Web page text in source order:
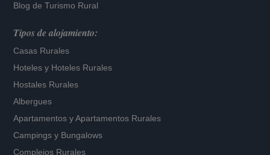
Blog de Turismo Rural
Tipos de alojamiento:
Casas Rurales
Hoteles y Hoteles Rurales
Hostales Rurales
Albergues
Apartamentos yApartamentos Rurales
Campings y Bungalows
Complejos Rurales